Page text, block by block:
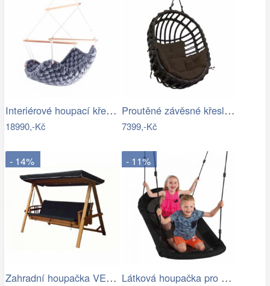
Interiérové houpací křeslo Swingy In…
18990,-Kč
Proutěné závěsné křeslo Lena, hnědý rám…
7399,-Kč
- 14%
Zahradní houpačka VEGAS LUX Rojaplast
- 11%
Látková houpačka pro děti-ZO